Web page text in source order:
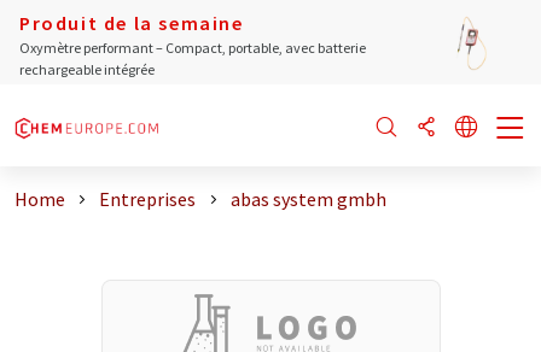
Produit de la semaine
Oxymètre performant – Compact, portable, avec batterie
rechargeable intégrée
Home Entreprises abas system gmbh